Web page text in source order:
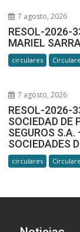
7 agosto, 2026
RESOL-2026-
MARIEL
circulares
7 agosto, 2026
RESOL-2026-
SOCIEDAD DE
SEGUROS
SOCIEDADES
circulares